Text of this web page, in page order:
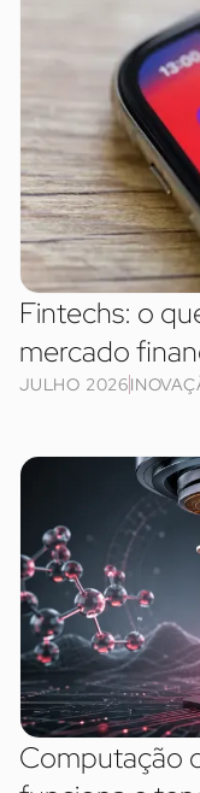
Fintechs: o
mercado
JULHO 2026
Computação